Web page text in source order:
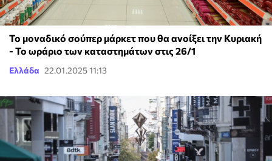
Το μοναδικό σούπερ μάρκετ που θα ανοίξει την Κυριακή
- Το ωράριο των καταστημάτων στις 26/1
Ελλάδα 22.01.2025 11:13